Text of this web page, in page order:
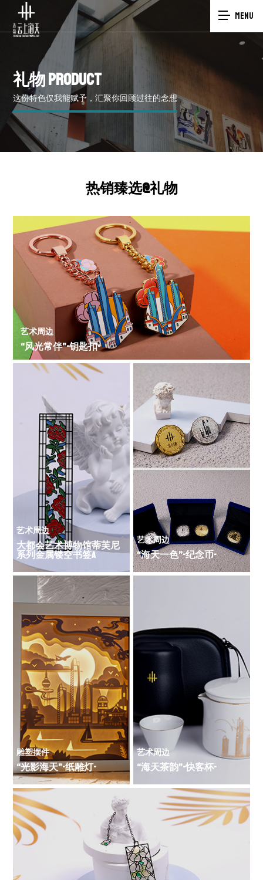
MENU
礼物PRODUCT
这份特色仅我能赋予，汇聚你回顾过往的念想
热销臻选@礼物
艺术周边
“风光常伴”-钥匙扣-
艺术周边
大都会艺术博物馆蒂芙尼
系列金属镂空书签A
艺术周边
“海天一色”-纪念币-
雕塑摆件
“光影海天”-纸雕灯-
艺术周边
“海天茶韵”-快客杯-